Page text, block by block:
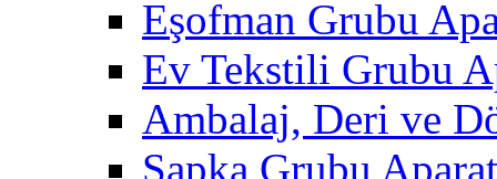
Eşofman Grubu
Ev Tekstili Grubu
Ambalaj, Deri ve
Şapka Grubu